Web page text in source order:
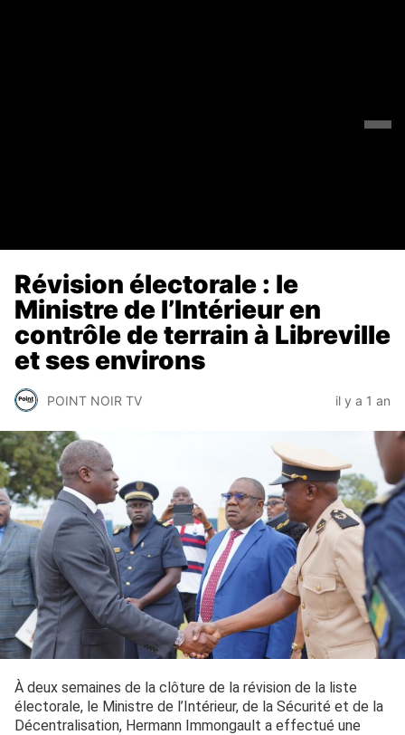
Révision électorale : le
Ministre de l’Intérieur en
contrôle de terrain à Libreville
et ses environs
POINT NOIR TV il y a 1 an
À deux semaines de la clôture de la révision de la liste
électorale, le Ministre de l’Intérieur, de la Sécurité et de la
Décentralisation, Hermann Immongault a effectué une